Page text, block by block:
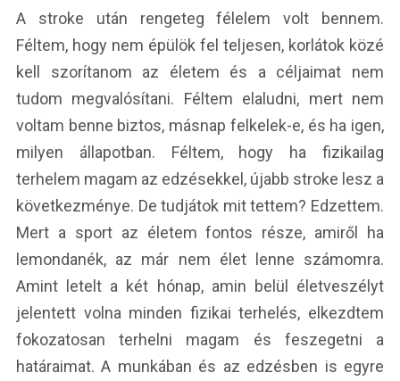
A stroke után rengeteg félelem volt bennem.
Féltem, hogy nem épülök fel teljesen, korlátok közé
kell szorítanom az életem és a céljaimat nem
tudom megvalósítani. Féltem elaludni, mert nem
voltam benne biztos, másnap felkelek-e, és ha igen,
milyen állapotban. Féltem, hogy ha fizikailag
terhelem magam az edzésekkel, újabb stroke lesz a
következménye. De tudjátok mit tettem? Edzettem.
Mert a sport az életem fontos része, amiről ha
lemondanék, az már nem élet lenne számomra.
Amint letelt a két hónap, amin belül életveszélyt
jelentett volna minden fizikai terhelés, elkezdtem
fokozatosan terhelni magam és feszegetni a
határaimat. A munkában és az edzésben is egyre